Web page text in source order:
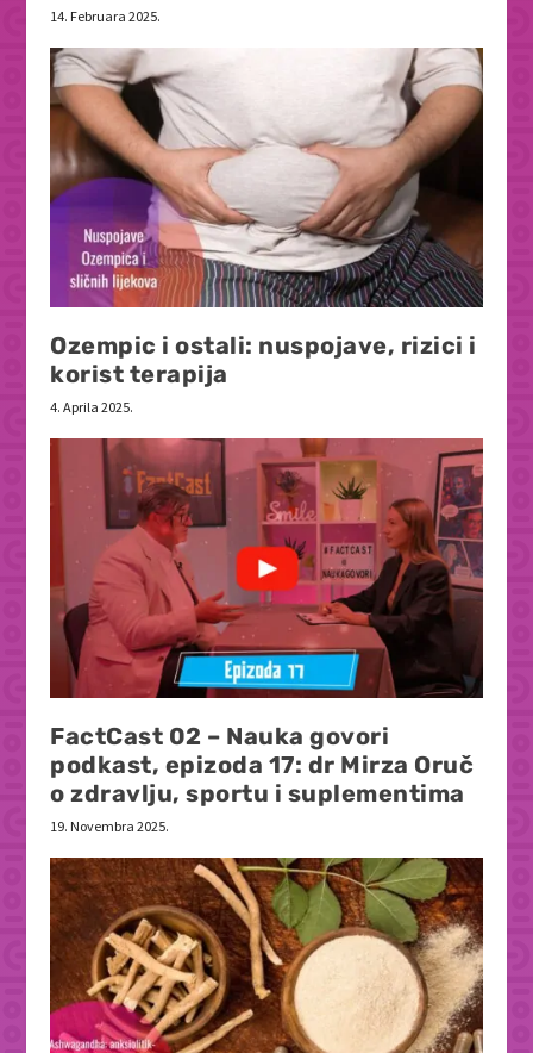
14. Februara 2025.
Ozempic i ostali: nuspojave, rizici i
korist terapija
4. Aprila 2025.
FactCast 02 – Nauka govori
podkast, epizoda 17: dr Mirza Oruč
o zdravlju, sportu i suplementima
19. Novembra 2025.